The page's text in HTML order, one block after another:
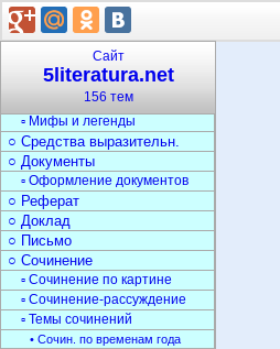
Сайт
5literatura.net
156 тем
○ Типы текста
○ Анализ текста
○ Стили речи
○ Жанры
▫ Фольклор
▫ Мифы и легенды
○ Средства выразительн.
○ Документы
▫ Оформление документов
○ Реферат
○ Доклад
○ Письмо
○ Сочинение
▫ Сочинение по картине
▫ Сочинение-рассуждение
▫ Темы сочинений
• Сочин. по временам года